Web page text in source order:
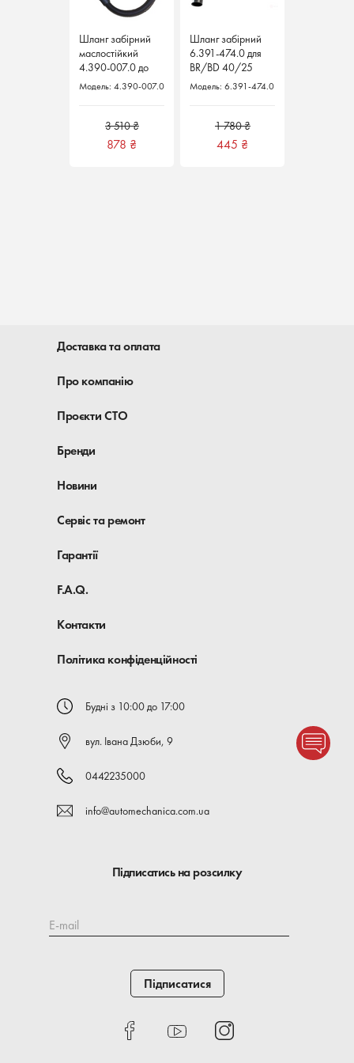
Шланг забірний
маслостійкий
4.390-007.0 до
BR/BD 530
Модель: 4.390-007.0
3 510 ₴
878 ₴
Шланг забірний
6.391-474.0 для
BR/BD 40/25
KARCHER
Модель: 6.391-474.0
1 780 ₴
445 ₴
Доставка та оплата
Про компанію
Проєкти СТО
Бренди
Новини
Сервіс та ремонт
Гарантії
F.A.Q.
Контакти
Політика конфіденційності
Будні з 10:00 до 17:00
вул. Івана Дзюби, 9
0442235000
info@automechanica.com.ua
Підписатись на розсилку
E-mail
Підписатися